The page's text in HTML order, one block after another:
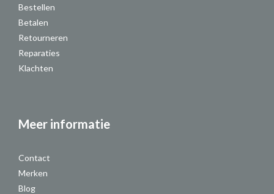
Bestellen
Betalen
Retourneren
Reparaties
Klachten
Meer informatie
Contact
Merken
Blog